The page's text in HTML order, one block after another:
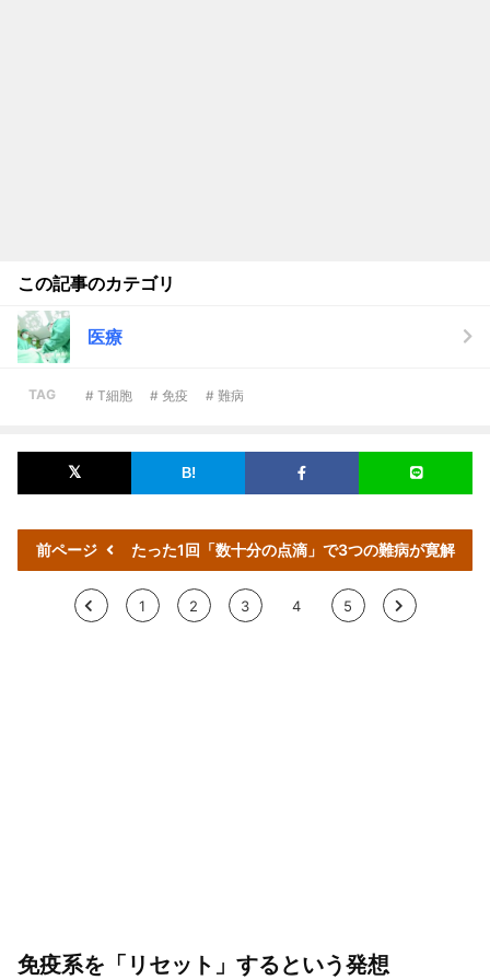
この記事のカテゴリ
医療
TAG # T細胞 # 免疫 # 難病
前ページ たった1回「数十分の点滴」で3つの難病が寛解
< 1 2 3 4 5 >
免疫系を「リセット」するという発想